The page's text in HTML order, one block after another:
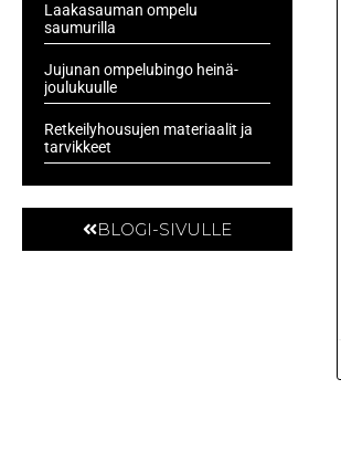
Laakasauman ompelu
saumurilla
Jujunan ompelubingo heinä-
joulukuulle
Retkeilyhousujen materiaalit ja
tarvikkeet
BLOGI-SIVULLE